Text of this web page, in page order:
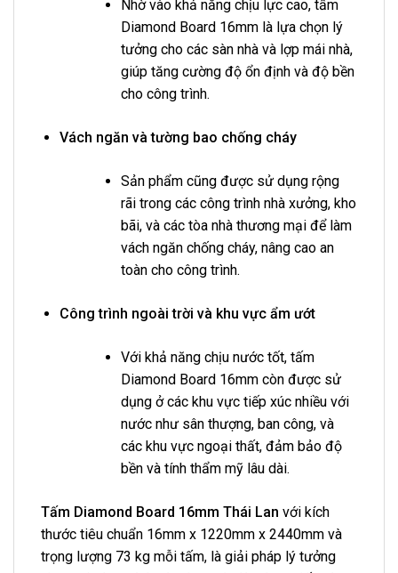
Nhờ vào khả năng chịu lực cao, tấm
Diamond Board 16mm là lựa chọn lý
tưởng cho các sàn nhà và lợp mái nhà,
giúp tăng cường độ ổn định và độ bền
cho công trình.
Vách ngăn và tường bao chống cháy
Sản phẩm cũng được sử dụng rộng
rãi trong các công trình nhà xưởng, kho
bãi, và các tòa nhà thương mại để làm
vách ngăn chống cháy, nâng cao an
toàn cho công trình.
Công trình ngoài trời và khu vực ẩm ướt
Với khả năng chịu nước tốt, tấm
Diamond Board 16mm còn được sử
dụng ở các khu vực tiếp xúc nhiều với
nước như sân thượng, ban công, và
các khu vực ngoại thất, đảm bảo độ
bền và tính thẩm mỹ lâu dài.
Tấm Diamond Board 16mm Thái Lan với kích
thước tiêu chuẩn 16mm x 1220mm x 2440mm và
trọng lượng 73 kg mỗi tấm, là giải pháp lý tưởng